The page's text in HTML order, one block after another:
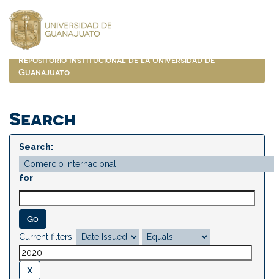
navigation
Repositorio Institucional de la Universidad de
Guanajuato
Search
Search:
for
Current filters: